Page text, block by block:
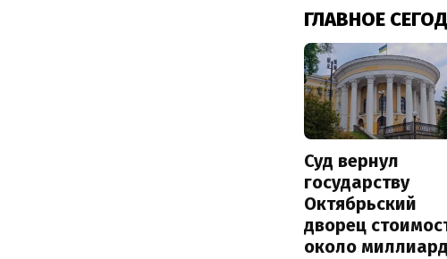
ГЛАВНОЕ
Суд вернул
государству
Октябрьский
дворец
около